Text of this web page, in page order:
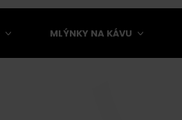
MLÝNKY NA KÁVU